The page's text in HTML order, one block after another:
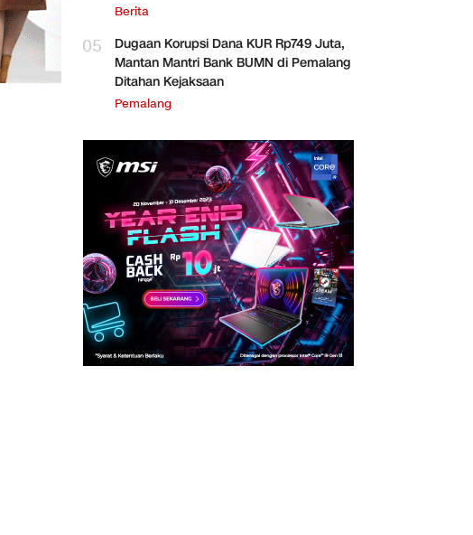
Berita
05
Dugaan Korupsi Dana KUR Rp749 Juta,
Mantan Mantri Bank BUMN di Pemalang
Ditahan Kejaksaan
Pemalang